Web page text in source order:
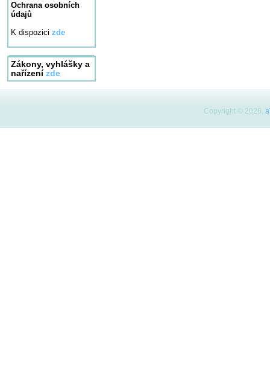
Ochrana osobních
údajů
K dispozici zde
Zákony, vyhlášky a
nařízení zde
Copyright © 2026,